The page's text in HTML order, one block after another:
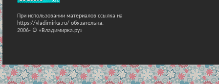
При использовании материалов ссылка на
https://vladimirka.ru/ обязательна.
2006- © «Владимирка.ру»